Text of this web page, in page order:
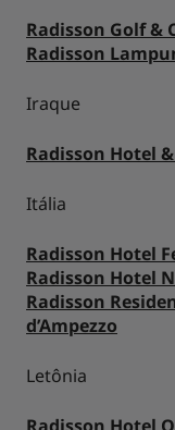
Radisson Golf &
Radisson
Iraque
Radisson Hotel
Itália
Radisson Hotel
Radisson Hotel
Radisson
d’Ampezzo
Letônia
Radisson Hotel